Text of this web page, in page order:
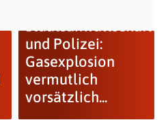
Staatsanwaltschaft
und Polizei:
Gasexplosion
vermutlich
vorsätzlich...